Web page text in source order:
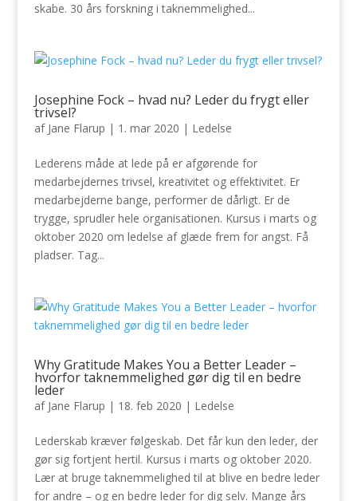
skabe. 30 års forskning i taknemmelighed...
Josephine Fock – hvad nu? Leder du frygt eller
trivsel?
af Jane Flarup | 1. mar 2020 | Ledelse
Lederens måde at lede på er afgørende for
medarbejdernes trivsel, kreativitet og effektivitet. Er
medarbejderne bange, performer de dårligt. Er de
trygge, sprudler hele organisationen. Kursus i marts og
oktober 2020 om ledelse af glæde frem for angst. Få
pladser. Tag...
Why Gratitude Makes You a Better Leader –
hvorfor taknemmelighed gør dig til en bedre
leder
af Jane Flarup | 18. feb 2020 | Ledelse
Lederskab kræver følgeskab. Det får kun den leder, der
gør sig fortjent hertil. Kursus i marts og oktober 2020.
Lær at bruge taknemmelighed til at blive en bedre leder
for andre – og en bedre leder for dig selv. Mange års